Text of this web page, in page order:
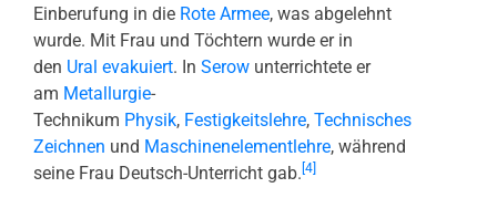
Einberufung in die Rote Armee, was abgelehnt
wurde. Mit Frau und Töchtern wurde er in
den Ural evakuiert. In Serow unterrichtete er
am Metallurgie-
Technikum Physik, Festigkeitslehre, Technisches
Zeichnen und Maschinenelementlehre, während
seine Frau Deutsch-Unterricht gab. [4]